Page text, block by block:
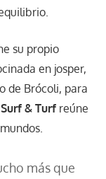
su propio
en josper,
de Brócoli, para
Surf & Turfreúne
más que